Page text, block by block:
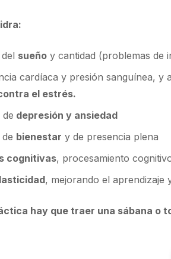
sueño y cantidad (problemas de
cardíaca y presión sanguínea, y
el estrés.
depresión y ansiedad
bienestar y de presencia plena
cognitivas, procesamiento
, mejorando el aprendizaje
hay que traer una sábana